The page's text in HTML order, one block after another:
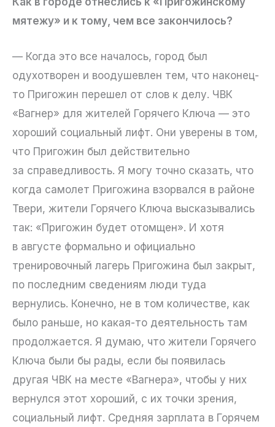
мятежу» и к тому, чем все закончилось?
— Когда это все началось, город был
одухотворен и воодушевлен тем, что наконец-
то Пригожин перешел от слов к делу. ЧВК
«Вагнер» для жителей Горячего Ключа — это
хороший социальный лифт. Они уверены в том,
что Пригожин был действительно
за справедливость. Я могу точно сказать, что
когда самолет Пригожина взорвался в районе
Твери, жители Горячего Ключа высказывались
так: «Пригожин будет отомщен». И хотя
в августе формально и официально
тренировочный лагерь Пригожина был закрыт,
по последним сведениям люди туда
вернулись. Конечно, не в том количестве, как
было раньше, но какая-то деятельность там
продолжается. Я думаю, что жители Горячего
Ключа были бы рады, если бы появилась
другая ЧВК на месте «Вагнера», чтобы у них
вернулся этот хороший, с их точки зрения,
социальный лифт. Средняя зарплата в Горячем